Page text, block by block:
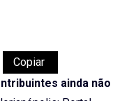
Copiar
ainda não